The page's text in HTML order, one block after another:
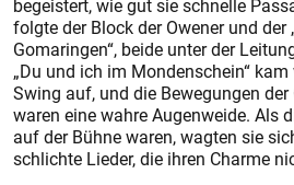
begeistert, wie gut sie schnelle
folgte der Block der Owener und der
Gomaringen“, beide unter der
„Du und ich im Mondenschein“
Swing auf, und die Bewegungen
waren eine wahre Augenweide. Als
auf der Bühne waren, wagten sie
schlichte Lieder, die ihren Charme